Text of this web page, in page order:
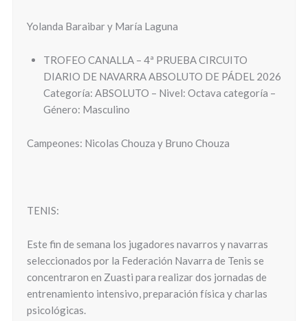
Yolanda Baraibar y María Laguna
TROFEO CANALLA – 4ª PRUEBA CIRCUITO
DIARIO DE NAVARRA ABSOLUTO DE PÁDEL 2026
Categoría: ABSOLUTO – Nivel: Octava categoría –
Género: Masculino
Campeones: Nicolas Chouza y Bruno Chouza
TENIS:
Este fin de semana los jugadores navarros y navarras
seleccionados por la Federación Navarra de Tenis se
concentraron en Zuasti para realizar dos jornadas de
entrenamiento intensivo, preparación física y charlas
psicológicas.